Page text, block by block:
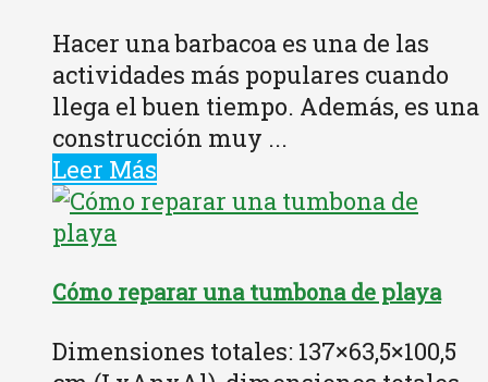
Hacer una barbacoa es una de las
actividades más populares cuando
llega el buen tiempo. Además, es una
construcción muy ...
Leer Más
Cómo reparar una tumbona de playa
Dimensiones totales: 137×63,5×100,5